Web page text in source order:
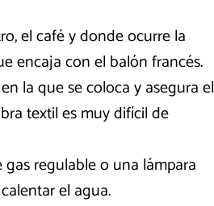
el café y donde ocurre la
encaja con el balón francés.
la que se coloca y asegura el
textil es muy difícil de
regulable o una lámpara
el agua.